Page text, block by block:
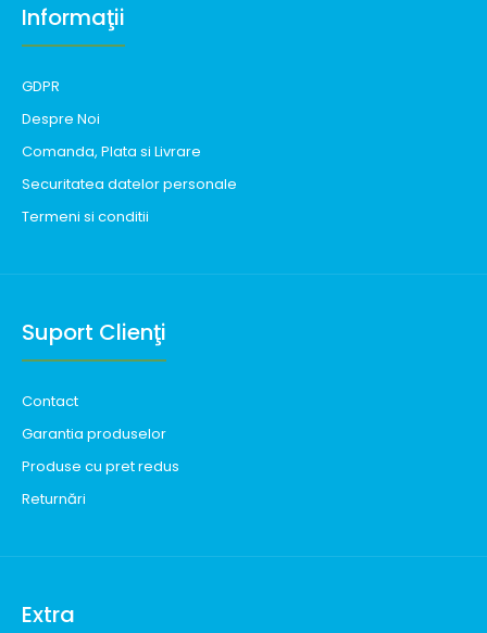
Informaţii
GDPR
Despre Noi
Comanda, Plata si Livrare
Securitatea datelor personale
Termeni si conditii
Suport Clienţi
Contact
Garantia produselor
Produse cu pret redus
Returnări
Extra